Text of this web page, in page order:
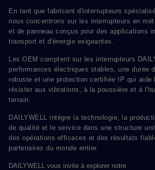
En tant que fabricant d'interrupteurs
nous concentrons sur les interrupteurs en
et de panneau conçus pour des applications
transport et d'énergie exigeantes.
Les OEM comptent sur les interrupteurs
performances électriques stables, une durée
robuste et une protection certifiée IP qui aide
résister aux vibrations, à la poussière et à
terrain.
DAILYWELL intègre la technologie, la
de qualité et le service dans une structure
des opérations efficaces et des résultats
partenaires du monde entier.
DAILYWELL vous invite à explorer notre